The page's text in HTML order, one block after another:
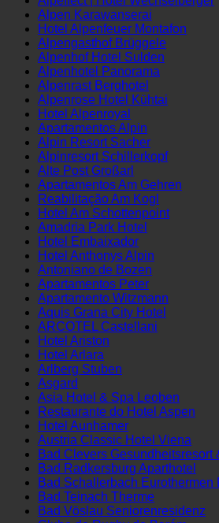
Alpeffect | Hotel Tatzlwurm
Alpeffect | Hotel Wechselberger
Alpen Karawanserai
Hotel Alpenfeuer Montafon
Alpengasthof Brüggele
Alpenhof Hotel Sulden
Alpenhotel Panorama
Alpenrast Berghotel
Alpenrose Hotel Kühtai
Hotel Alpenroyal
Apartamentos Alpin
Alpin Resort Sacher
Alpinresort Schillerkopf
Alte Post Großarl
Apartamentos Am Gehren
Reabilitação Am Kogl
Hotel Am Schottenpoint
Amadria Park Hotel
Hotel Embaixador
Hotel Anthonys Alpin
Antoniano de Bozen
Apartamentos Peter
Apartamento Witzmann
Aquis Grana City Hotel
ARCOTEL Castellani
Hotel Ariston
Hotel Arlara
Arlberg Stuben
Asgard
Asia Hotel & Spa Leoben
‍Restaurante do Hotel Aspen
Hotel Aunhamer
Austria Classic Hotel Viena
Bad Clevers Gesundheitsresort
Bad Radkersburg Aparthotel
Bad Schallerbach Eurothermen
Bad Teinach Therme